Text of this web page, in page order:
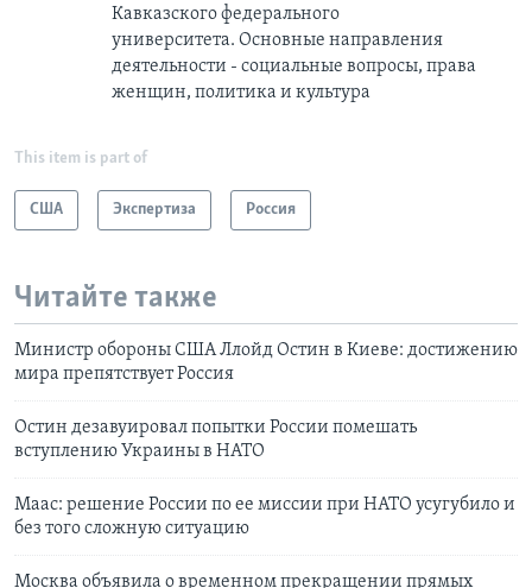
Кавказского федерального
университета. Основные направления
деятельности - социальные вопросы, права
женщин, политика и культура
This item is part of
США Экспертиза Россия
Читайте также
Министр обороны США Ллойд Остин в Киеве: достижению
мира препятствует Россия
Остин дезавуировал попытки России помешать
вступлению Украины в НАТО
Маас: решение России по ее миссии при НАТО усугубило и
без того сложную ситуацию
Москва объявила о временном прекращении прямых